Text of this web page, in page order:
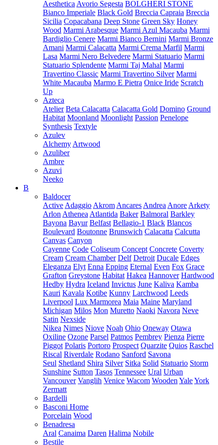
Aesthetica Avorio Segesta BOLGHERI STONE
Bianco Imperiale Black Gold Breccia Capraia Breccia
Sicilia Copacabana Deep Stone Green Sky Honey
Wood Marmi Arabesque Marmi Azul Macauba Marmi
Bardiglio Cenere Marmi Bianco Bernini Marmi Bronze
Amani Marmi Calacatta Marmi Crema Marfil Marmi
Lasa Marmi Nero Belvedere Marmi Statuario Marmi
Statuario Splendente Marmi Taj Mahal Marmi
Travertino Classic Marmi Travertino Silver Marmi
White Macauba Marmo E Pietra Onice Iride Scratch
Up
Azteca
Atelier Beta Calacatta Calacatta Gold Domino Ground
Habitat Moonland Moonlight Passion Penelope
Synthesis Textyle
Azulev
Alchemy Artwood
Azuliber
Ambre
Azuvi
Neeko
B
Baldocer
Active Adaggio Akrom Ancares Andrea Anore Arkety
Arlon Athenea Atlantida Baker Balmoral Barkley
Bayona Bayur Belfast Bellagio-1 Black Blancos
Boulevard Boutonne Brunswich Calacatta Calcutta
Canvas Canyon
Cayenne Code Coliseum Concept Concrete Coverty
Cream Cream Chamber Delf Detroit Ducale Edges
Eleganza Elyt Enna Epping Eternal Even Fox Grace
Grafton Greystone Habitat Hakea Hannover Hardwood
Hedby Hydra Iceland Invictus June Kaliva Kamba
Kauri Kavala Kotibe Kunny Larchwood Leeds
Liverpool Lux Marmorea Maia Maine Maryland
Michigan Milos Mon Muretto Naoki Navora Neve
Satin Nexside
Nikea Nimes Niove Noah Ohio Oneway Otawa
Oxiline Ozone Parsel Patmos Pembrey Pienza Pierre
Piggot Polaris Portoro Prospect Quarzite Quios Raschel
Riscal Riverdale Rodano Sanford Savona
Seul Shetland Shira Silver Sitka Solid Statuario Storm
Sunshine Sutton Tasos Tennessee Ural Urban
Vancouver Vanglih Venice Wacom Wooden YaleYork
Zermatt
Bardelli
Basconi Home
Porcelain Wood
Benadresa
Aral Canaima Daren Halima Nobile
Bestile